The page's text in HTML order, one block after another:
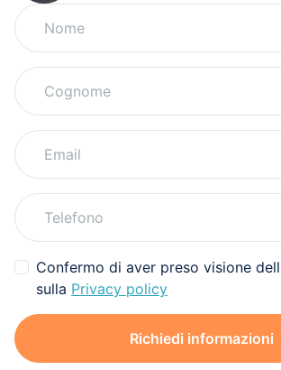
Confermo di aver preso visione
sulla Privacy policy
Richiedi informazioni